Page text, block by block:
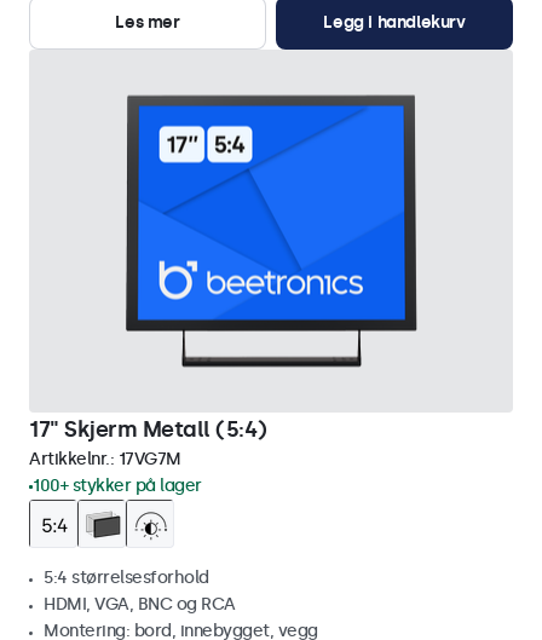
Les mer
Legg i handlekurv
17" Skjerm Metall (5:4)
Artikkelnr.: 17VG7M
100+ stykker på lager
5:4 størrelsesforhold
HDMI, VGA, BNC og RCA
Montering: bord, innebygget, vegg